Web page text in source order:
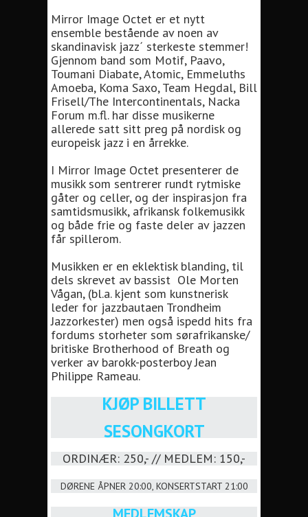
Mirror Image Octet er et nytt
ensemble bestående av noen av
skandinavisk jazz´ sterkeste stemmer!
Gjennom band som Motif, Paavo,
Toumani Diabate, Atomic, Emmeluths
Amoeba, Koma Saxo, Team Hegdal, Bill
Frisell/The Intercontinentals, Nacka
Forum m.fl. har disse musikerne
allerede satt sitt preg på nordisk og
europeisk jazz i en årrekke.
I Mirror Image Octet presenterer de
musikk som sentrerer rundt rytmiske
gåter og celler, og der inspirasjon fra
samtidsmusikk, afrikansk folkemusikk
og både frie og faste deler av jazzen
får spillerom.
Musikken er en eklektisk blanding, til
dels skrevet av bassist Ole Morten
Vågan, (bl.a. kjent som kunstnerisk
leder for jazzbautaen Trondheim
Jazzorkester) men også ispedd hits fra
fordums storheter som sørafrikanske/
britiske Brotherhood of Breath og
verker av barokk-posterboy Jean
Philippe Rameau.
KJØP BILLETT
SESONGKORT
ORDINÆR: 250,- // MEDLEM: 150,-
DØRENE ÅPNER 20:00, KONSERTSTART 21:00